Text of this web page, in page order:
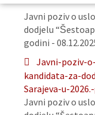
Javni poziv o
dodjelu
godini -
Javni-poziv-
kandidata-za-
Sarajeva-u-
Javni poziv o